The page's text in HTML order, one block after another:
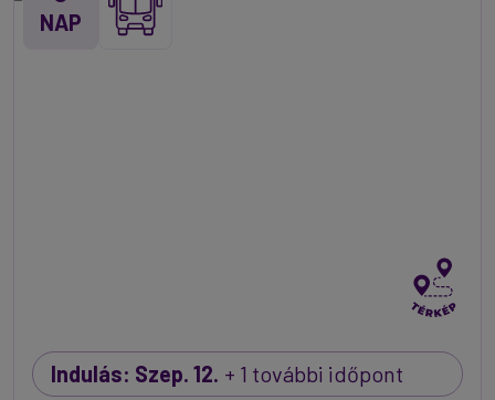
NAP
Indulás: Szep. 12. + 1 további időpont